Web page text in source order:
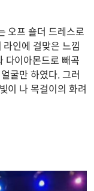
오프 숄더 드레스로
인에 걸맞은 느낌
다이아몬드로 빼곡
굴만 하였다. 그러
이 나 목걸이의 화려